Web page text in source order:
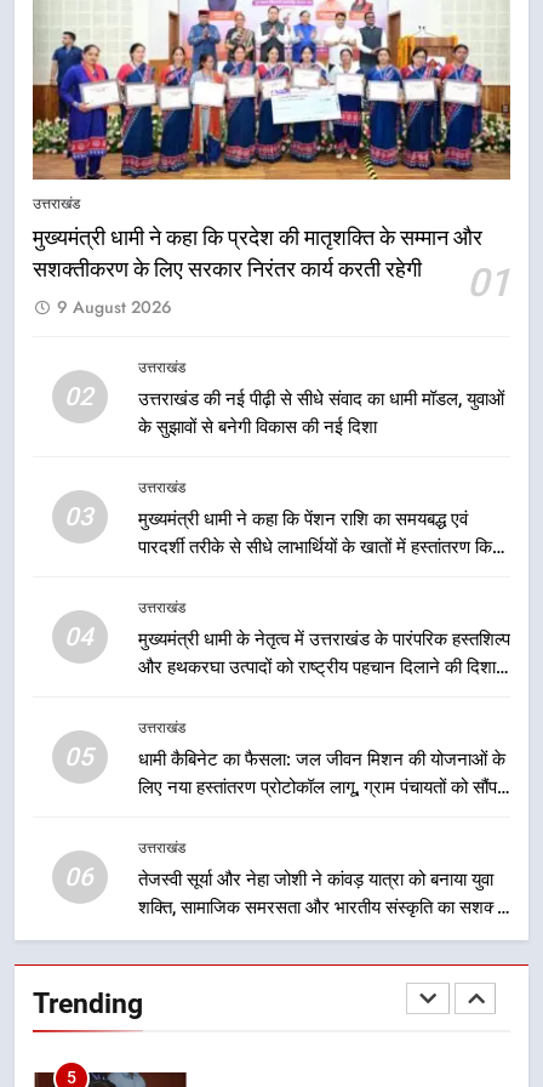
उत्तराखंड
मुख्यमंत्री धामी ने कहा कि प्रदेश की मातृशक्ति के सम्मान और
सशक्तीकरण के लिए सरकार निरंतर कार्य करती रहेगी
01
9 August 2026
02
उत्तराखंड
उत्तराखंड की नई पीढ़ी से सीधे संवाद का धामी मॉडल, युवाओं
के सुझावों से बनेगी विकास की नई दिशा
03
उत्तराखंड
मुख्यमंत्री धामी ने कहा कि पेंशन राशि का समयबद्ध एवं
पारदर्शी तरीके से सीधे लाभार्थियों के खातों में हस्तांतरण किया
लाभ मिल रहा है
04
उत्तराखंड
मुख्यमंत्री धामी के नेतृत्व में उत्तराखंड के पारंपरिक हस्तशिल्प
और हथकरघा उत्पादों को राष्ट्रीय पहचान दिलाने की दिशा में
05
उत्तराखंड
धामी कैबिनेट का फैसला: जल जीवन मिशन की योजनाओं के
लिए नया हस्तांतरण प्रोटोकॉल लागू, ग्राम पंचायतों को सौंपने
06
उत्तराखंड
तेजस्वी सूर्या और नेहा जोशी ने कांवड़ यात्रा को बनाया युवा
शक्ति, सामाजिक समरसता और भारतीय संस्कृति का सशक्त
संदेश
Trending
केंद्रीय मंत्री अजय टम्टा और मुख्यमंत्री
धामी की बैठक, सड़क परियोजनाओं पर
हुआ मंथन
उत्तराखंड
8
एमडीडीए बोर्ड बैठक में 25 विकास प्रस्तावों
नियोजित विकास को मिलेगी रफ्तार
उत्तराखंड
लिए सरकार निरंतर कार्य करती रहेगी
उत्तराखंड
धामी मॉडल, युवाओं के सुझावों से बनेगी
विकास की नई दिशा
उत्तराखंड
3
मुख्यमंत्री धामी ने कहा कि पेंशन राशि का
समयबद्ध एवं पारदर्शी तरीके से सीधे
योजनाओं का सीधे लाभ मिल रहा है
4
को राष्ट्रीय पहचान दिलाने की दिशा में
निरंतर प्रयास
उत्तराखंड
5
धामी कैबिनेट का फैसला: जल जीवन
मिशन की योजनाओं के लिए नया हस्तांतरण